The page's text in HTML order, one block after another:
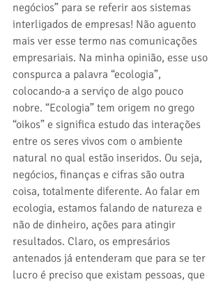
negócios” para se referir aos sistemas
interligados de empresas! Não aguento
mais ver esse termo nas comunicações
empresariais. Na minha opinião, esse uso
conspurca a palavra “ecologia”,
colocando-a a serviço de algo pouco
nobre. “Ecologia” tem origem no grego
“oikos” e significa estudo das interações
entre os seres vivos com o ambiente
natural no qual estão inseridos. Ou seja,
negócios, finanças e cifras são outra
coisa, totalmente diferente. Ao falar em
ecologia, estamos falando de natureza e
não de dinheiro, ações para atingir
resultados. Claro, os empresários
antenados já entenderam que para se ter
lucro é preciso que existam pessoas, que